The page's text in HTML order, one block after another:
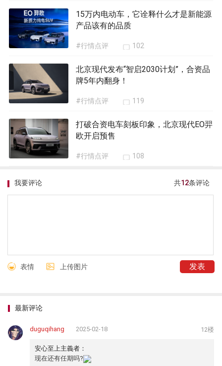
15万内电动车，它诠释什么才是新能源
产品该有的品质
#行情点评 102
北京现代发布“智启2030计划”，合资品
牌5年内翻身！
#行情点评 119
打破合资电车刻板印象，北京现代EO羿
欧开启预售
#行情点评 108
共12条评论
我要评论
表情 上传图片
最新评论
duguqihang 2025-02-18 12楼
安心至上主義者：
现在还有任期吗?